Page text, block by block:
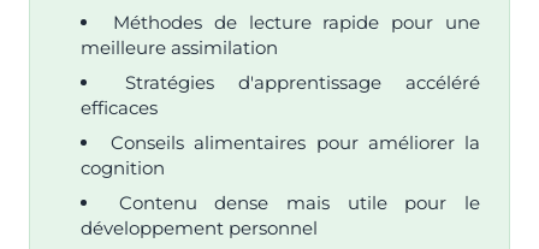
Méthodes de lecture rapide pour une
meilleure assimilation
Stratégies d'apprentissage accéléré
efficaces
Conseils alimentaires pour améliorer la
cognition
Contenu dense mais utile pour le
développement personnel